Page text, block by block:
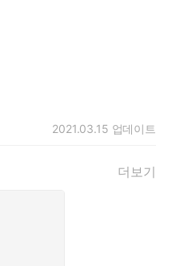
2021.03.15 업데이트
더보기